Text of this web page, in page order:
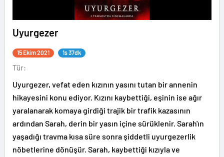
Uyurgezer
15 Ekim 2021 1s 37dk
Tür:
Uyurgezer, vefat eden kızının yasını tutan bir annenin
hikayesini konu ediyor. Kızını kaybettiği, eşinin ise ağır
yaralanarak komaya girdiği trajik bir trafik kazasının
ardından Sarah, derin bir yasın içine sürüklenir. Sarah'ın
yaşadığı travma kısa süre sonra şiddetli uyurgezerlik
nöbetlerine dönüşür. Sarah, kaybettiği kızıyla ve